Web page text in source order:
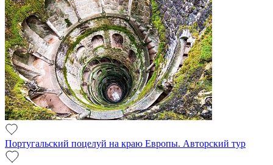
Португальский поцелуй на краю Европы. Авторский тур